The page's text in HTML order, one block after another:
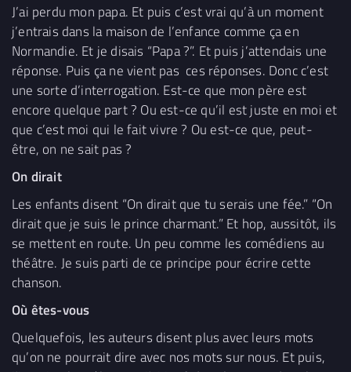
J’ai perdu mon papa. Et puis c’est vrai qu’à un moment
j’entrais dans la maison de l’enfance comme ça en
Normandie. Et je disais “Papa ?”. Et puis j’attendais une
réponse. Puis ça ne vient pas ces réponses. Donc c’est
une sorte d’interrogation. Est-ce que mon père est
encore quelque part ? Ou est-ce qu’il est juste en moi et
que c’est moi qui le fait vivre ? Ou est-ce que, peut-
être, on ne sait pas ?
On dirait
Les enfants disent “On dirait que tu serais une fée.” “On
dirait que je suis le prince charmant.” Et hop, aussitôt, ils
se mettent en route. Un peu comme les comédiens au
théâtre. Je suis parti de ce principe pour écrire cette
chanson.
Où êtes-vous
Quelquefois, les auteurs disent plus avec leurs mots
qu’on ne pourrait dire avec nos mots sur nous. Et puis,